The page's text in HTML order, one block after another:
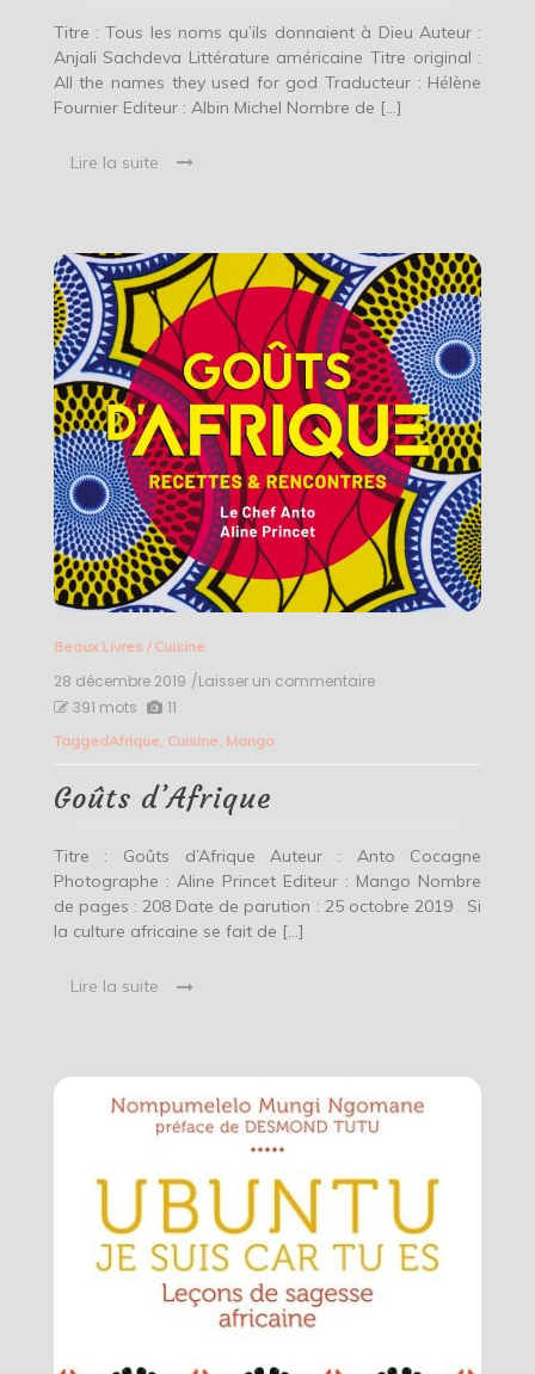
Titre : Tous les noms qu’ils donnaient à Dieu Auteur :
Anjali Sachdeva Littérature américaine Titre original :
All the names they used for god Traducteur : Hélène
Fournier Editeur : Albin Michel Nombre de […]
Lire la suite
Beaux Livres / Cuisine
28 décembre 2019 /Laisser un commentaireon
391 mots 11
TaggedAfrique, Cuisine, Mango
Goûts d’Afrique
Titre : Goûts d’Afrique Auteur : Anto Cocagne
Photographe : Aline Princet Editeur : Mango Nombre
de pages : 208 Date de parution : 25 octobre 2019 Si
la culture africaine se fait de […]
Lire la suite